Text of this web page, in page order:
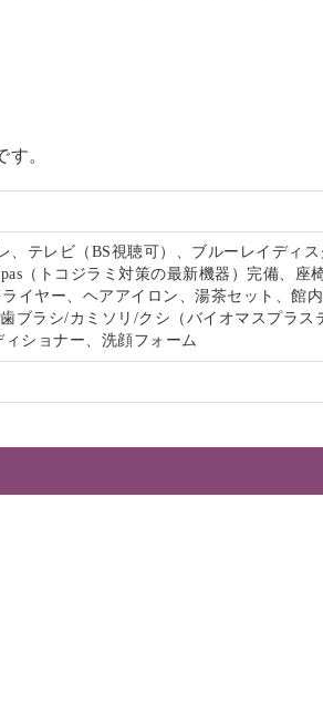
。
、テレビ（BS視聴可）、ブルーレイディス
（トコジラミ対策の最新機器）完備、座椅
イヤー、ヘアアイロン、湯茶セット、館
ブラシ/カミソリ/クシ（バイオマスプラス
ショナー、洗顔フォーム